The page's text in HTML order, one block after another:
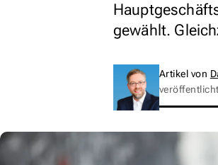
gewählt.
Artikel von